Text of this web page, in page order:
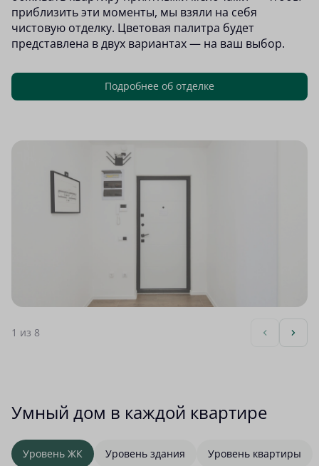
приблизить эти моменты, мы взяли на себя
чистовую отделку. Цветовая палитра будет
представлена в двух вариантах — на ваш выбор.
Подробнее об отделке
1 из 8
Умный дом в каждой квартире
Уровень ЖК Уровень здания Уровень квартиры